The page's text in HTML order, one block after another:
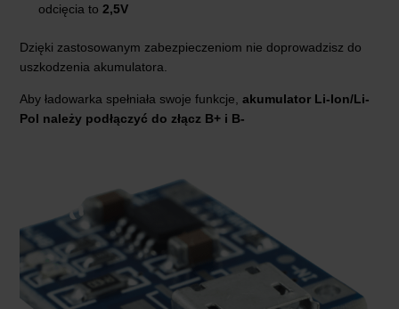
odcięcia to 2,5V
Dzięki zastosowanym zabezpieczeniom nie doprowadzisz do
uszkodzenia akumulatora.
Aby ładowarka spełniała swoje funkcje, akumulator Li-Ion/Li-
Pol należy podłączyć do złącz B+ i B-